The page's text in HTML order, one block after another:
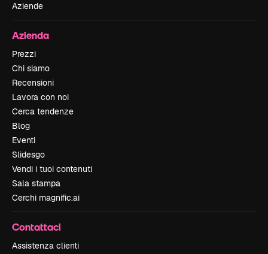
Aziende
Azienda
Prezzi
Chi siamo
Recensioni
Lavora con noi
Cerca tendenze
Blog
Eventi
Slidesgo
Vendi i tuoi contenuti
Sala stampa
Cerchi magnific.ai
Contattaci
Assistenza clienti